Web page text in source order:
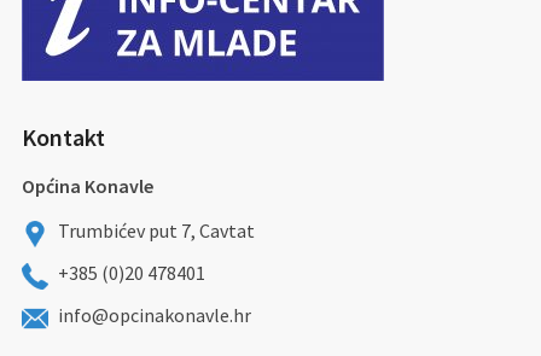
Kontakt
Općina Konavle
Trumbićev put 7, Cavtat
+385 (0)20 478401
info@opcinakonavle.hr